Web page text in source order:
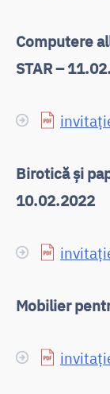
Computere
STAR –
Birotică și
10.02.2022
Mobilier